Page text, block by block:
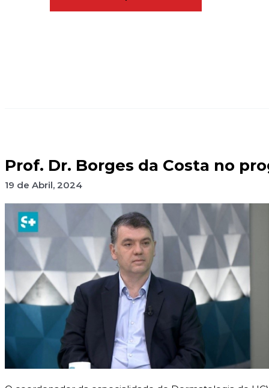
Prof. Dr. Borges da Costa no
19 de Abril, 2024